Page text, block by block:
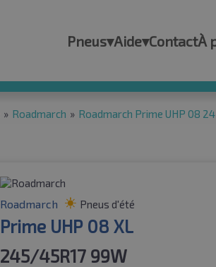
Pneus▾Aide▾ContactÀ
» Roadmarch » Roadmarch Prime UHP 08
Roadmarch Pneus d'été
Prime UHP 08 XL
245/45R17 99W